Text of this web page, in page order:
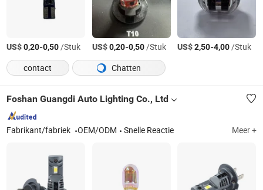
US$0,20-0,50/Stuk US$0,20-0,50/Stuk US$2,50-4,00/Stuk
contact
Chatten
Foshan Guangdi Auto Lighting Co., Ltd
Fabrikant/fabriek OEM/ODM Snelle Reactie Meer +